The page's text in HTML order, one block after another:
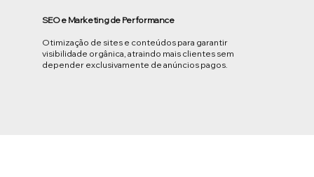
SEO e Marketing de Performance
Otimização de sites e conteúdos para garantir
visibilidade orgânica, atraindo mais clientes sem
depender exclusivamente de anúncios pagos.